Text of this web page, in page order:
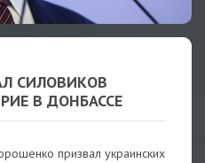
СИЛОВИКОВ
В ДОНБАССЕ
призвал украинских